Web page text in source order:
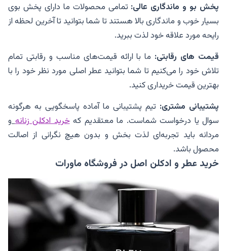
پخش بو و ماندگاری عالی: تمامی محصولات ما دارای پخش بوی
بسیار خوب و ماندگاری بالا هستند تا شما بتوانید تا آخرین لحظه از
رایحه مورد علاقه خود لذت ببرید.
قیمت های رقابتی: ما با ارائه قیمت‌های مناسب و رقابتی تمام
تلاش خود را می‌کنیم تا شما بتوانید عطر اصلی مورد نظر خود را با
بهترین قیمت خریداری کنید.
پشتیبانی مشتری: تیم پشتیبانی ما آماده پاسخگویی به هرگونه
سوال یا درخواست شماست. ما معتقدیم کهخرید ادکلن زنانه و
مردانه باید تجربه‌ای لذت‌ بخش و بدون هیچ نگرانی از اصالت
محصول باشد.
خرید عطر و ادکلن اصل در فروشگاه ماورات